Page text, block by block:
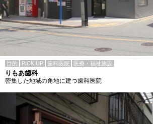
目的 PICK UP 歯科医院 医療・福祉施設
りもあ歯科
密集した地域の角地に建つ歯科医院